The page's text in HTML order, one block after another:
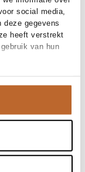
social media,
deze gegevens
heeft verstrekt
van hun
normaal
vanaf €99. Alle
& trace-code,
je voor 21:45
je hulp nodig bij
staat
favoriet door
Het diepgroene